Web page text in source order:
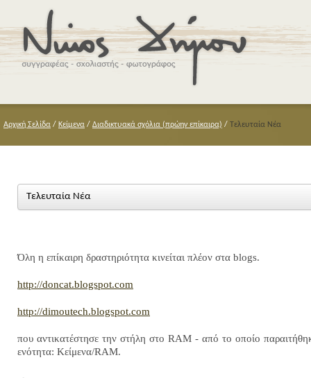
Αρχική Σελίδα / Κείμενα / Διαδικτυακά σχόλια (πρώην επίκαιρα) / Τελευταία Νέα
Τελευταία Νέα
Όλη η επίκαιρη δραστηριότητα κινείται πλέον στα blogs.
http://doncat.blogspot.com
http://dimoutech.blogspot.com
που αντικατέστησε την στήλη στο RAM - από το οποίο
ενότητα: Κείμενα/RAM.